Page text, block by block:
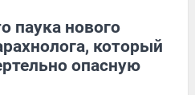
паука нового
который
опасную